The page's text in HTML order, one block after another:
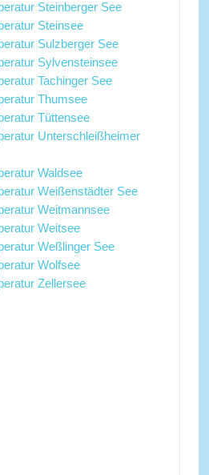
Steinberger See
Steinsee
Sulzberger See
Sylvensteinsee
Tachinger See
Thumsee
Tüttensee
Unterschleißheimer
Waldsee
Weißenstädter See
Weitmannsee
Weitsee
Weßlinger See
Wolfsee
Zellersee